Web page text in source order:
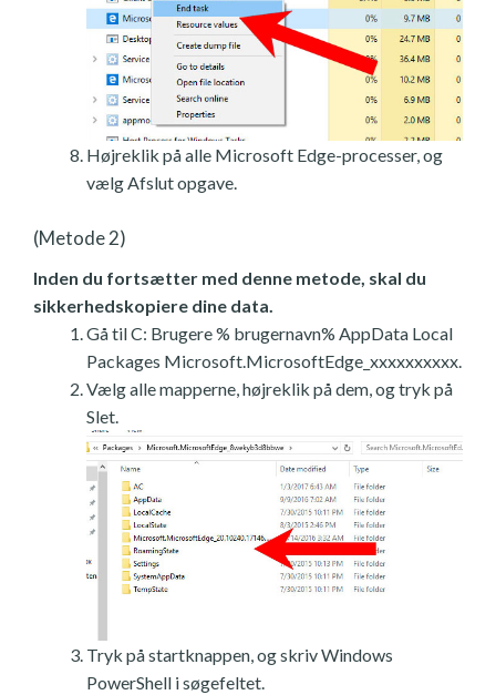
Højreklik på alle Microsoft Edge-processer, og
vælg Afslut opgave.
(Metode 2)
Inden du fortsætter med denne metode, skal du
sikkerhedskopiere dine data.
Gå til C: Brugere % brugernavn% AppData Local
Packages Microsoft.MicrosoftEdge_xxxxxxxxxx.
Vælg alle mapperne, højreklik på dem, og tryk på
Slet.
Tryk på startknappen, og skriv Windows
PowerShell i søgefeltet.